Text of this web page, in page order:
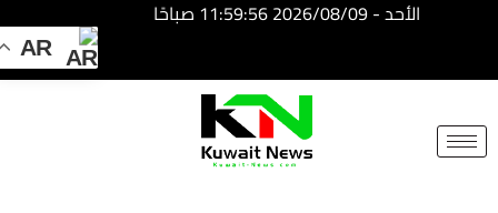
الأحد - 2026/08/09 11:59:56 صباحًا
AR
NE
NEWS
ELEMENTOR